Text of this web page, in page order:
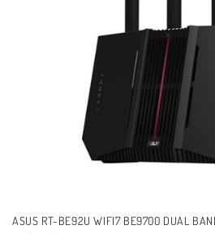
ASUS RT-BE92U WIFI7 BE9700 DUAL